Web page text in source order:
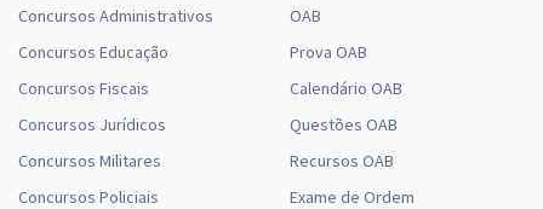
Concursos Administrativos
Concursos Educação
Concursos Fiscais
Concursos Jurídicos
Concursos Militares
Concursos Policiais
OAB
Prova OAB
Calendário OAB
Questões OAB
Recursos OAB
Exame de Ordem